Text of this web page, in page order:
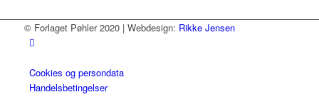
© Forlaget Pøhler 2020 | Webdesign: Rikke Jensen
Cookies og persondata
Handelsbetingelser